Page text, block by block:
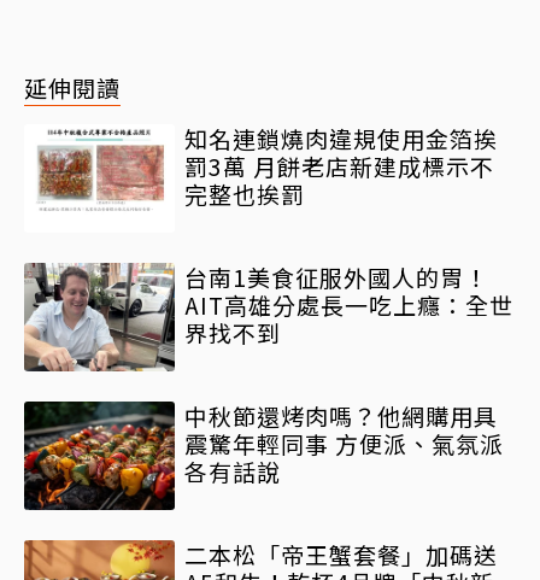
延伸閱讀
知名連鎖燒肉違規使用金箔挨
罰3萬 月餅老店新建成標示不
完整也挨罰
台南1美食征服外國人的胃！
AIT高雄分處長一吃上癮：全世
界找不到
中秋節還烤肉嗎？他網購用具
震驚年輕同事 方便派、氣氛派
各有話說
二本松「帝王蟹套餐」加碼送